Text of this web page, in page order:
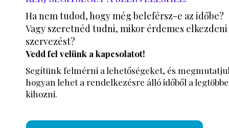
Ha nem tudod, hogy még beleférsz-e az időbe?
Vagy szeretnéd tudni, mikor érdemes elkezdeni
szervezést?
Vedd fel velünk a kapcsolatot!
Segítünk felmérni a lehetőségeket, és
hogyan lehet a rendelkezésre álló időből a
kihozni.